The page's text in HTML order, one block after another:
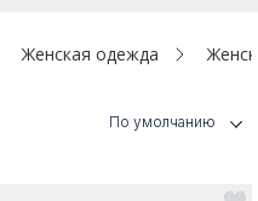
Женская одежда
По умолчанию